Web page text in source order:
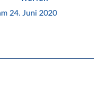
24. Juni 2020